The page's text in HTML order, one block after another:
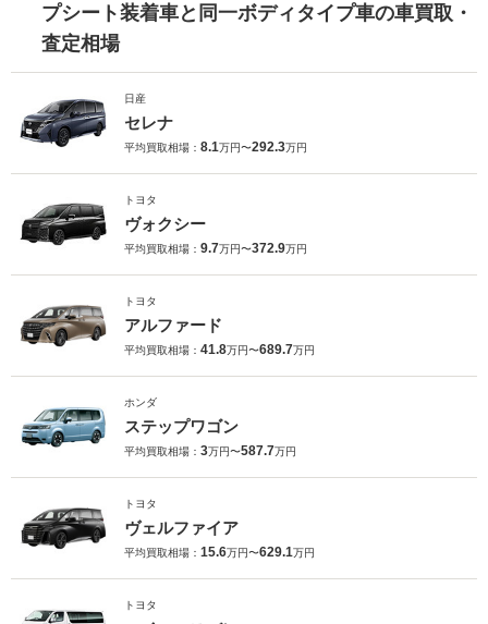
プシート装着車と同一ボディタイプ車の車買取・
査定相場
日産
セレナ
平均買取相場： 8.1万円〜292.3万円
トヨタ
ヴォクシー
平均買取相場： 9.7万円〜372.9万円
トヨタ
アルファード
平均買取相場： 41.8万円〜689.7万円
ホンダ
ステップワゴン
平均買取相場： 3万円〜587.7万円
トヨタ
ヴェルファイア
平均買取相場： 15.6万円〜629.1万円
トヨタ